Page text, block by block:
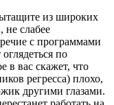
из широких
слабее
с программами
по
в вас скажет, что
регресса) плохо,
другими глазами.